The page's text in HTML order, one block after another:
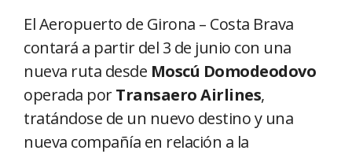
El Aeropuerto de Girona – Costa Brava
contará a partir del 3 de junio con una
nueva ruta desde Moscú Domodeodovo
operada porTransaero Airlines,
tratándose de un nuevo destino y una
nueva compañía en relación a la